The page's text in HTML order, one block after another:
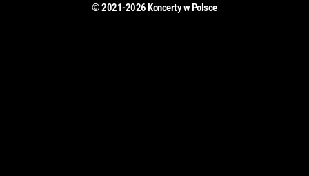
© 2021-2026 Koncerty w Polsce